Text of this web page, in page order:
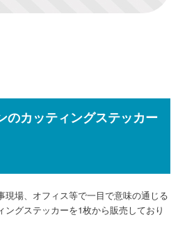
のカッティングステッカー
現場、オフィス等で一目で意味の通じる
ングステッカーを1枚から販売しており